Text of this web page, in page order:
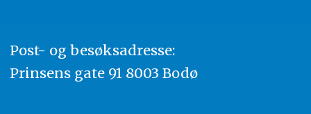
Post- og besøksadresse:
Prinsens gate 91 8003 Bodø